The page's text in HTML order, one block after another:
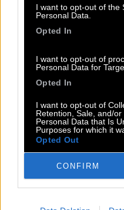
I want to opt-out of the
Personal Data.
Opted In
I want to opt-out of
Personal Data for
Opted In
I want to opt-out of
Retention, Sale, and/
Personal Data that Is
Purposes for which it
Opted Out
CONFIRM
« Entre Nous »
portrait d’une
Previous